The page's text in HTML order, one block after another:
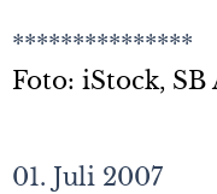
***************
Foto: iStock,
01. Juli 2007